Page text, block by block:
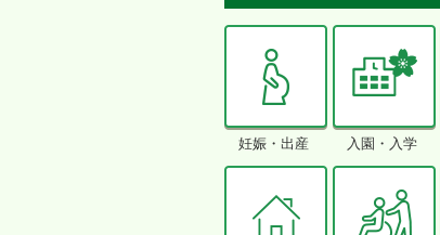
妊娠・出産 入園・入学